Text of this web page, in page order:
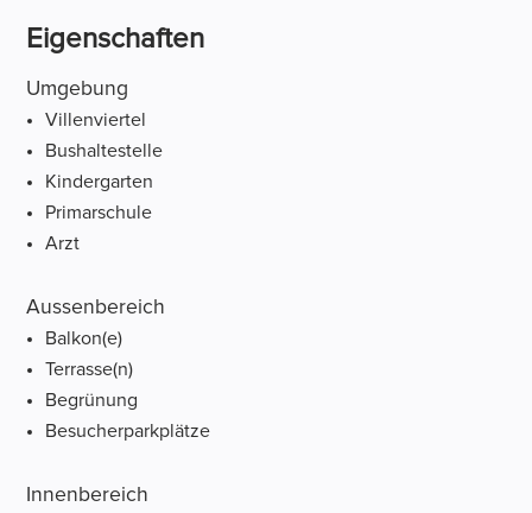
Eigenschaften
Umgebung
Villenviertel
Bushaltestelle
Kindergarten
Primarschule
Arzt
Aussenbereich
Balkon(e)
Terrasse(n)
Begrünung
Besucherparkplätze
Innenbereich